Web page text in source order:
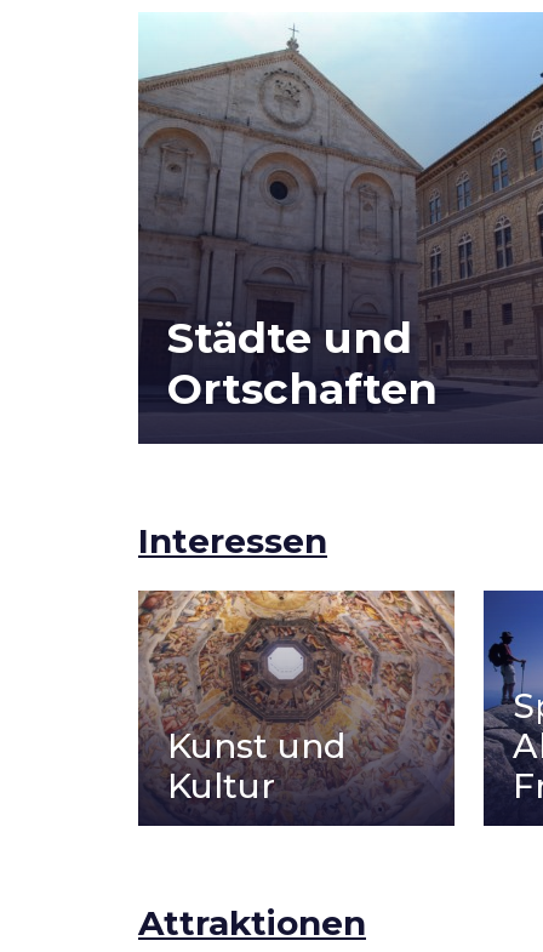
Städte und
Ortschaften
Interessen
Kunst und
Kultur
Attraktionen